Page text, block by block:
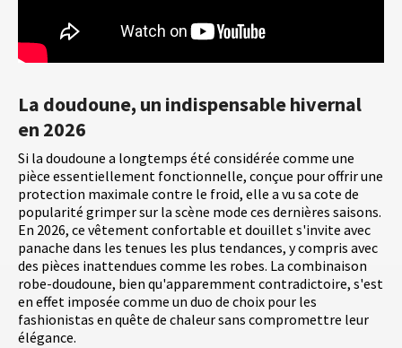
La doudoune, un indispensable hivernal
en 2026
Si la doudoune a longtemps été considérée comme une
pièce essentiellement fonctionnelle, conçue pour offrir une
protection maximale contre le froid, elle a vu sa cote de
popularité grimper sur la scène mode ces dernières saisons.
En 2026, ce vêtement confortable et douillet s'invite avec
panache dans les tenues les plus tendances, y compris avec
des pièces inattendues comme les robes. La combinaison
robe-doudoune, bien qu'apparemment contradictoire, s'est
en effet imposée comme un duo de choix pour les
fashionistas en quête de chaleur sans compromettre leur
élégance.